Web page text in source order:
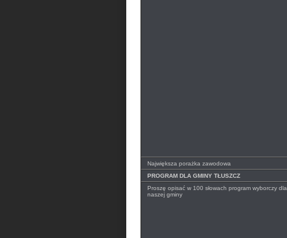
Największa porażka zawodowa
PROGRAM DLA GMINY TŁUSZCZ
Proszę opisać w 100 słowach program wyborczy dla
naszej gminy